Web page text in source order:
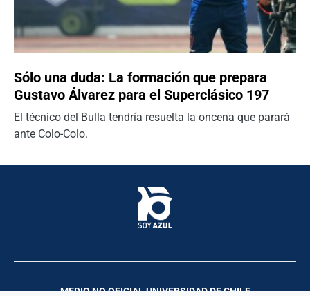
Sólo una duda: La formación que prepara
Gustavo Álvarez para el Superclásico 197
El técnico del Bulla tendría resuelta la oncena que parará
ante Colo-Colo.
MEDIO NO OFICIAL UNIVERSIDAD DE CHILE